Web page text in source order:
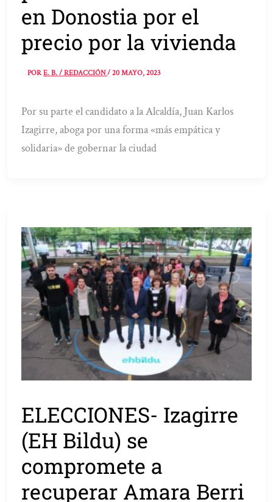
en Donostia por el
precio por la vivienda
PORE. B. / REDACCIÓN/20 MAYO, 2023
Por su parte el candidato a la Alcaldía, Juan Karlos
Izagirre, aboga por una forma «más empática y
solidaria» de gobernar la ciudad
ELECCIONES- Izagirre
(EH Bildu) se
compromete a
recuperar Amara Berri